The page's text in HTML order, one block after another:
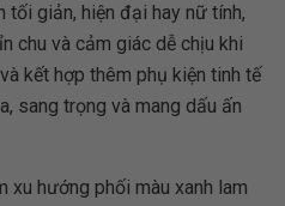
tối giản, hiện đại hay nữ tính,
chu và cảm giác dễ chịu khi
kết hợp thêm phụ kiện tinh tế
sang trọng và mang dấu ấn
xu hướng phối màu xanh lam